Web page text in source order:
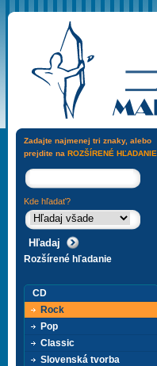
Zadajte najmenej tri znaky, alebo
prejdite na ROZŠÍRENÉ HĽADANIE
Kde hľadať?
Rozšírené hľadanie
CD
Rock
Pop
Classic
Slovenská tvorba